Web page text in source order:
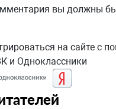
вы должны
на сайте с
и Одноклассники